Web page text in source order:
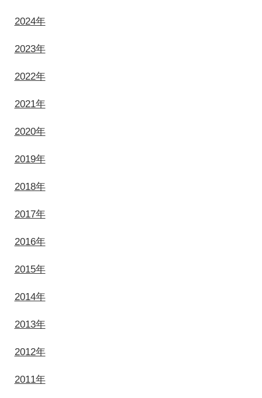
2024年
2023年
2022年
2021年
2020年
2019年
2018年
2017年
2016年
2015年
2014年
2013年
2012年
2011年